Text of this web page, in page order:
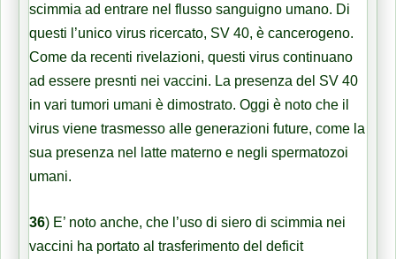
scimmia ad entrare nel flusso sanguigno umano. Di
questi l’unico virus ricercato, SV 40, è cancerogeno.
Come da recenti rivelazioni, questi virus continuano
ad essere presnti nei vaccini. La presenza del SV 40
in vari tumori umani è dimostrato. Oggi è noto che il
virus viene trasmesso alle generazioni future, come la
sua presenza nel latte materno e negli spermatozoi
umani.
36) E’ noto anche, che l’uso di siero di scimmia nei
vaccini ha portato al trasferimento del deficit